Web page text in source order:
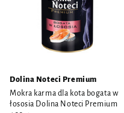
Dolina Noteci Premium
Mokra karma dla kota bogata w
łososia Dolina Noteci Premium